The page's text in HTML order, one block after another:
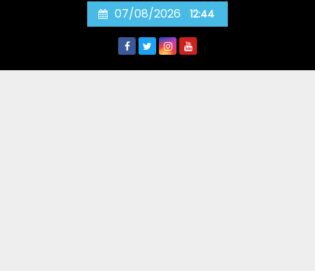
07/08/2026 12:44